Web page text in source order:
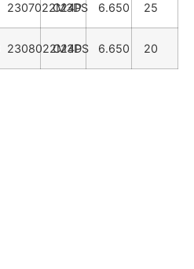
2307022M3DS
C24P 6.650 25
2308022M3DS
C24P 6.650 20